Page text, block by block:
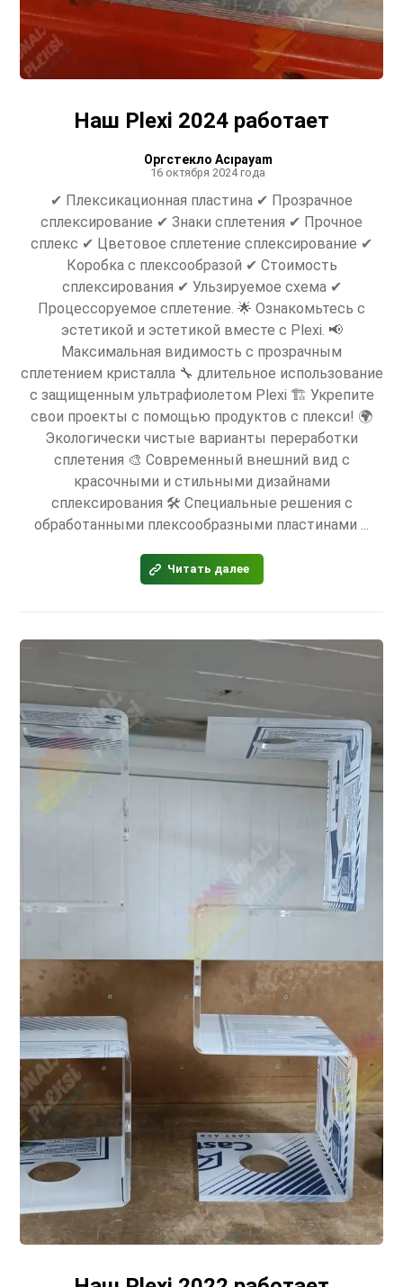
Наш Plexi 2024 работает
Оргстекло Acıpayam
16 октября 2024 года
✔ Плексикационная пластина ✔ Прозрачное
сплексирование ✔ Знаки сплетения ✔ Прочное
сплекс ✔ Цветовое сплетение сплексирование ✔
Коробка с плексообразой ✔ Стоимость
сплексирования ✔ Ульзируемое схема ✔
Процессоруемое сплетение. 🌟 Ознакомьтесь с
эстетикой и эстетикой вместе с Plexi. 📢
Максимальная видимость с прозрачным
сплетением кристалла 🔧 длительное использование
с защищенным ультрафиолетом Plexi 🏗 Укрепите
свои проекты с помощью продуктов с плекси! 🌍
Экологически чистые варианты переработки
сплетения 🎨 Современный внешний вид с
красочными и стильными дизайнами
сплексирования 🛠 Специальные решения с
обработанными плексообразными пластинами ...
Читать далее